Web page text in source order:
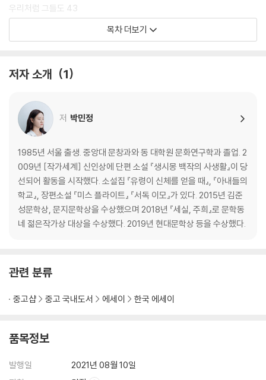
다시금 느낄 수 있다.
『잊지 않음』에는 최은영 작가의 「나의 오랜 친구 민정이」라는 제목의 발문
“박민정 작가의 글은 뜨거운 생각과 감정을 끝까지 응축하고 두드려서 단
하게 고민했는지, 또 세밀한 시선으로 글을 써 내려갔는지 알 수 있다.
우리처럼 그들도 43
병에 대한 불안감 47
타인의 역사, 나의 산문 66
알지 못했던 세계에서―나의 1990년대 77
성난 얼굴을 돌아보기―‘여성혐오’에 대하여 85
2019년 여름, 소비의 기억으로부터 94
제1세계에서 본 것, 느낀 것 104
‘끝없는 게임’의 ‘시작’： 『비바, 제인』 113
나를 실망시킬 때 내 이름을 어떻게 불러야 하는지 아는 사람은 아무도 없
다： 『반박하는 여자들』 117
36
3부 선생님은 작가시죠, 아마도?
거울 너머의 사람을 바라보는 장면 163
죽거나 혹은 나쁘거나―소설의 인물에 대하여 178
목차 더보기
저자 소개 1
저 박민정
1985년 서울 출생. 중앙대 문창과와 동 대학원 문화연구학과 졸업. 2
009년 [작가세계] 신인상에 단편 소설 『생시몽 백작의 사생활』이 당
선되어 활동을 시작했다. 소설집 『유령이 신체를 얻을 때』, 『아내들의
학교』, 장편소설 『미스 플라이트』 『서독 이모』가 있다. 2015년 김준
성문학상, 문지문학상을 수상했으며 2018년 『세실, 주희』로 문학동
네 젊은작가상 대상을 수상했다. 2019년 현대문학상 등을 수상했다.
관련 분류
중고샵 중고 국내도서 에세이 한국 에세이
품목정보
발행일
2021년 08월 10일